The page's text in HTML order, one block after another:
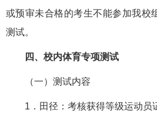
或预审未合格的考生不能参加我校
测试。
四、校内体育专项测试
（一）测试内容
1．田径：考核获得等级运动员